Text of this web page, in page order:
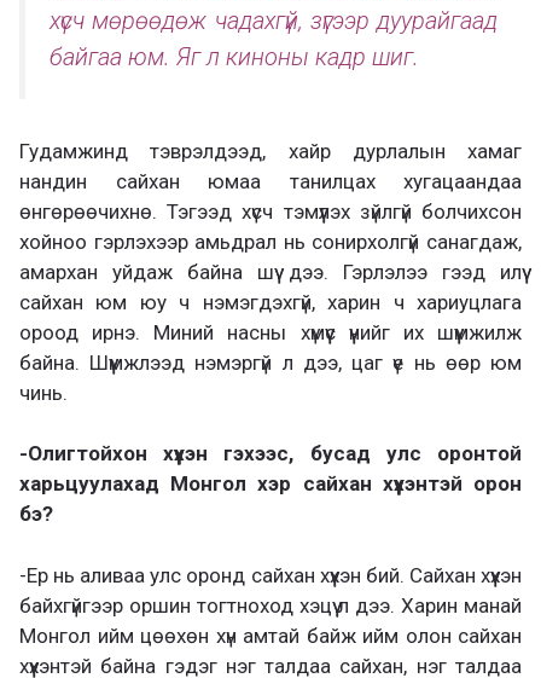
хүсч мөрөөдөж чадахгүй, зүгээр дуурайгаад
байгаа юм. Яг л киноны кадр шиг.
Гудамжинд тэврэлдээд, хайр дурлалын хамаг
нандин сайхан юмаа танилцах хугацаандаа
өнгөрөөчихнө. Тэгээд хүсч тэмүүлэх зүйлгүй болчихсон
хойноо гэрлэхээр амьдрал нь сонирхолгүй санагдаж,
амархан уйдаж байна шүү дээ. Гэрлэлээ гээд илүү
сайхан юм юу ч нэмэгдэхгүй, харин ч хариуцлага
ороод ирнэ. Миний насны хүмүүс үүнийг их шүүмжилж
байна. Шүүмжлээд нэмэргүй л дээ, цаг үе нь өөр юм
чинь.
-Олигтойхон хүүхэн гэхээс, бусад улс оронтой
харьцуулахад Монгол хэр сайхан хүүхэнтэй орон
бэ?
-Ер нь аливаа улс оронд сайхан хүүхэн бий. Сайхан хүүхэн
байхгүйгээр оршин тогтноход хэцүү л дээ. Харин манай
Монгол ийм цөөхөн хүн амтай байж ийм олон сайхан
хүүхэнтэй байна гэдэг нэг талдаа сайхан, нэг талдаа